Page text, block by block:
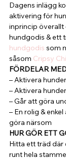
Dagens inlägg
aktivering för
inprincip överallt
hundgodis & ett
hundgodis som
såsom Cripsy
FÖRDELAR
– Aktivera
– Aktivera
– Går att göra
– En rolig &
göra närsom
HUR GÖR ETT
Hitta ett träd där
runt hela